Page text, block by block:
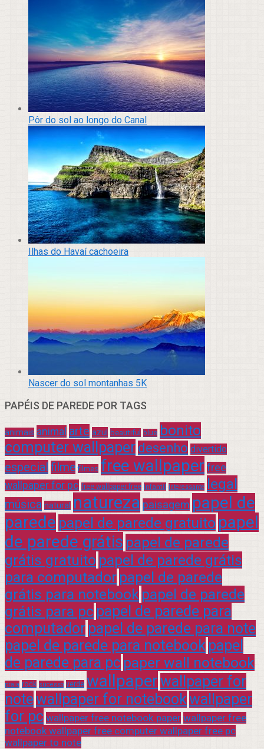
Pôr do sol ao longo do Canal
Ilhas do Havaí cachoeira
Nascer do sol montanhas 5K
PAPÉIS DE PAREDE POR TAGS
animais animal arte azul beautiful blue bonito
computer wallpaper desenho divertido
especial filme filmes free wallpaper free
wallpaper for pc free wallpaper free infantil interessante legal
música natural natureza paisagem papel de
parede papel de parede gratuito papel
de parede grátis papel de parede
grátis gratuito papel de parede grátis
para computador papel de parede
grátis para notebook papel de parede
grátis para pc papel de parede para
computador papel de parede para note
papel de parede para notebook papel
de parede para pc paper wall notebook
praia rock sucesso verde wallpaperwallpaper for
notewallpaper for notebookwallpaper
for pc wallpaper free notebook paper wallpaper free
notebook wallpaper free computer wallpaper free pc
wallpaper to note